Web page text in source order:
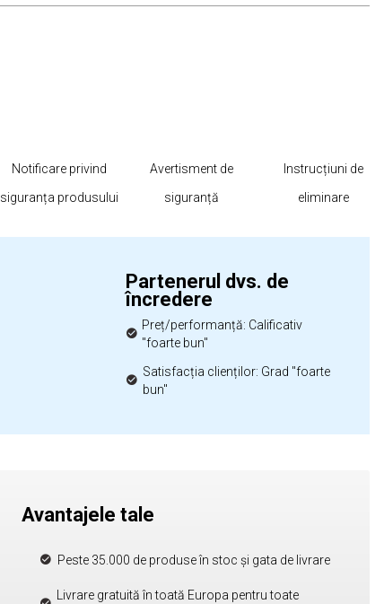
Notificare privind
siguranța produsului
Avertisment de
siguranță
Instrucțiuni de
eliminare
Partenerul dvs. de
încredere
Preț/performanță: Calificativ
"foarte bun"
Satisfacția clienților: Grad "foarte
bun"
Avantajele tale
Peste 35.000 de produse în stoc și gata de livrare
Livrare gratuită în toată Europa pentru toate